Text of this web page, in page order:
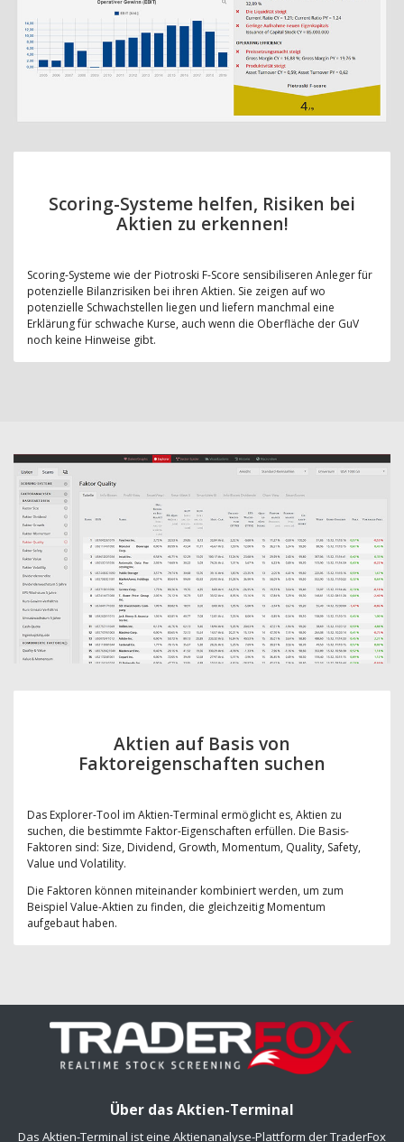
Scoring-Systeme helfen, Risiken bei
Aktien zu erkennen!
Scoring-Systeme wie der Piotroski F-Score sensibiliseren Anleger für
potenzielle Bilanzrisiken bei ihren Aktien. Sie zeigen auf wo
potenzielle Schwachstellen liegen und liefern manchmal eine
Erklärung für schwache Kurse, auch wenn die Oberfläche der GuV
noch keine Hinweise gibt.
Aktien auf Basis von
Faktoreigenschaften suchen
Das Explorer-Tool im Aktien-Terminal ermöglicht es, Aktien zu
suchen, die bestimmte Faktor-Eigenschaften erfüllen. Die Basis-
Faktoren sind: Size, Dividend, Growth, Momentum, Quality, Safety,
Value und Volatility.
Die Faktoren können miteinander kombiniert werden, um zum
Beispiel Value-Aktien zu finden, die gleichzeitig Momentum
aufgebaut haben.
Über das Aktien-Terminal
Das Aktien-Terminal ist eine Aktienanalyse-Plattform der TraderFox